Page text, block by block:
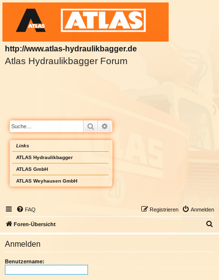
http://www.atlas-hydraulikbagger.de
Atlas Hydraulikbagger Forum
Suche
Links
ATLAS Hydraulikbagger
ATLAS GmbH
ATLAS Weyhausen GmbH
FAQ Anmelden
Registrieren
Foren-Übersicht
u
Anmelden
Benutzername: